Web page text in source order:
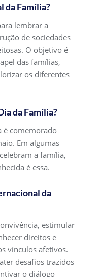
da Família?
lembrar a
de sociedades
O objetivo é
das famílias,
os diferentes
da Família?
é comemorado
Em algumas
a família,
é essa.
da
estimular
direitos e
vínculos afetivos.
desafios trazidos
o diálogo